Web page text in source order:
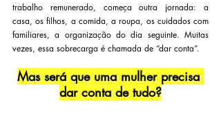
trabalho remunerado, começa outra jornada: a
casa, os filhos, a comida, a roupa, os cuidados com
familiares, a organização do dia seguinte. Muitas
vezes, essa sobrecarga é chamada de “dar conta”.
Mas será que uma mulher precisa
dar conta de tudo?